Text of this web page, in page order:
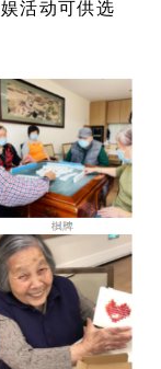
活动可供选